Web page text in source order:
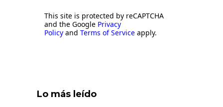
This site is protected by reCAPTCHA
and the Google Privacy
Policy and Terms of Service apply.
Lo más leído